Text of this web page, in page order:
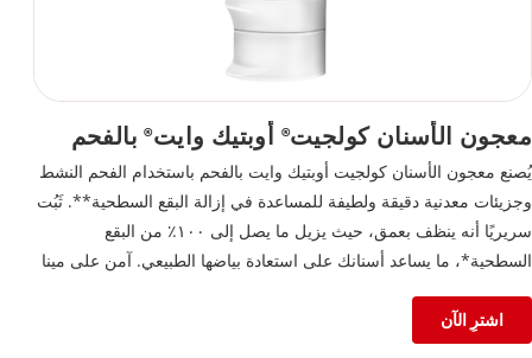
معجون الأسنان كولجيت® أوبتيك وايت®بالفحم
يُصنع معجون الأسنان كولجيت أوبتيك وايت بالفحم باستخدام الفحم النشط
وجزيئات معدنية دقيقة ولطيفة للمساعدة في إزالة البقع السطحية**. ثَبُت
سريريًا أنه ينظف بعمق، حيث يزيل ما يصل إلى ١٠٠٪ من البقع
السطحية*، ما يساعد أسنانك على استعادة بياضها الطبيعي. آمن على مينا
أكثر بياضًا وانتعاشًا مع كل مرة تنظف فيها أسنانك.
*بعد أسبوعين من الاستخدام مرتين يوميًا
اشترِ الآن